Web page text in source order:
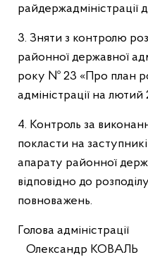
райдержадміністрації
3. Зняти з контролю
районної державної
року № 23 «Про план
адміністрації на
4. Контроль за
покласти на
апарату районної
відповідно до
повноважень.
Голова
Олександр КОВАЛЬ